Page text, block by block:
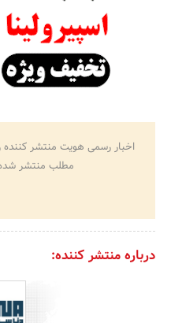
اخبار رسمی هویت منتشر
مطلب منتشر
درباره منتشر کننده: